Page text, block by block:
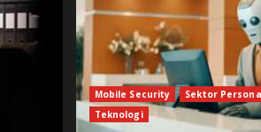
Mobile Security
Sektor
Teknologi